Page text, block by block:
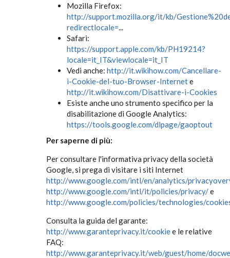
Mozilla Firefox:
http://support.mozilla.org/it/kb/
redirectlocale=...
Safari:
https://support.apple.com/kb/PH19214?
locale=it_IT&viewlocale=it_IT
Vedi anche: http://it.wikihow.com/Cancellare-
i-Cookie-del-tuo-Browser-Internete
http://it.wikihow.com/Disattivare-i-Cookies
Esiste anche uno strumento specifico per la
disabilitazione di Google Analytics:
https://tools.google.com/dlpage/gaoptout
Per saperne di più:
Per consultare l'informativa privacy della società
Google, si prega di visitare i siti Internet
http://www.google.com/intl/en/analytics/
http://www.google.com/intl/it/policies/privacy/e
http://www.google.com/policies/technologies/
Consulta la guida del garante:
http://www.garanteprivacy.it/cookiee le relative
FAQ:
http://www.garanteprivacy.it/web/guest/home/